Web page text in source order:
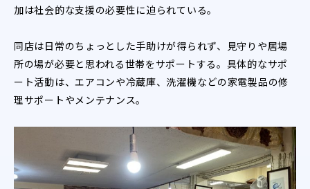
加は社会的な支援の必要性に迫られている。
同店は日常のちょっとした手助けが得られず、見守りや居場
所の場が必要と思われる世帯をサポートする。具体的なサポ
ート活動は、エアコンや冷蔵庫、洗濯機などの家電製品の修
理サポートやメンテナンス。